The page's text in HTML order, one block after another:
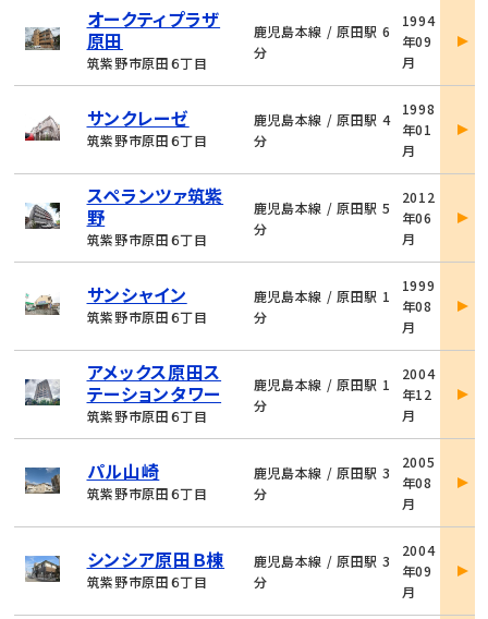
オークティプラザ
原田
筑紫野市原田６丁目
鹿児島本線 / 原田駅 6
分
1994
年09
月
詳
サンクレーゼ
筑紫野市原田６丁目
鹿児島本線 / 原田駅 4
分
1998
年01
月
詳
スペランツァ筑紫
野
筑紫野市原田６丁目
鹿児島本線 / 原田駅 5
分
2012
年06
月
詳
サンシャイン
筑紫野市原田６丁目
鹿児島本線 / 原田駅 1
分
1999
年08
月
詳
アメックス原田ス
テーションタワー
筑紫野市原田６丁目
鹿児島本線 / 原田駅 1
分
2004
年12
月
詳
パル山崎
筑紫野市原田６丁目
鹿児島本線 / 原田駅 3
分
2005
年08
月
詳
シンシア原田Ｂ棟
筑紫野市原田６丁目
鹿児島本線 / 原田駅 3
分
2004
年09
月
詳